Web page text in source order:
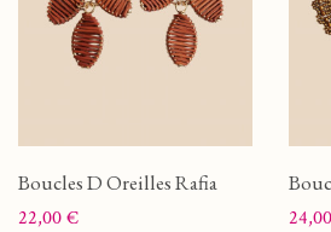
Boucles D Oreilles Rafia
Prix
22,00 € Prix